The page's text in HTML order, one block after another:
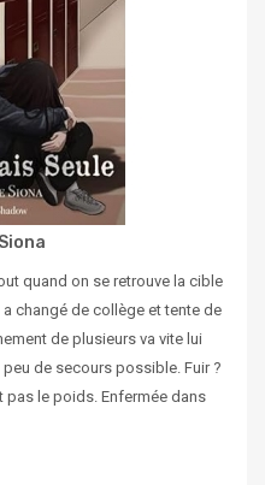
quand on se retrouve la cible
changé de collège et tente de
de plusieurs va vite lui
de secours possible. Fuir ?
pas le poids. Enfermée dans